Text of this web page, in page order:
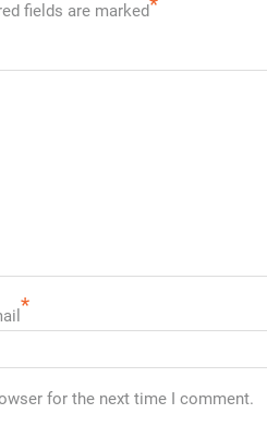
fields are marked*
*
for the next time I comment.